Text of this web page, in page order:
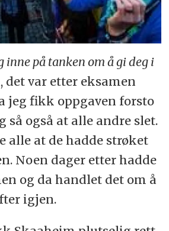
inne på tanken om å gi deg i
det var etter eksamen
jeg fikk oppgaven forsto
så også at alle andre slet.
alle at de hadde strøket
Noen dager etter hadde
og da handlet det om å
igjen.